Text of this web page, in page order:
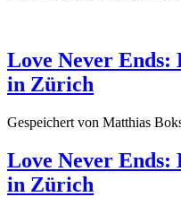
Love Never Ends:
in Zürich
Gespeichert von Matthias
Love Never Ends:
in Zürich